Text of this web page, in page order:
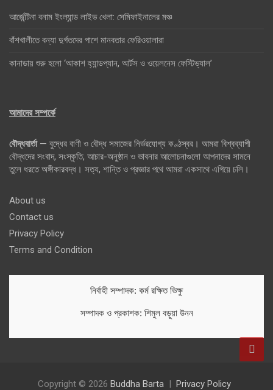
আর্জেন্টিনা বনাম ইংল্যান্ড লাইভ খেলা: সেমিফাইনালের মঞ্চ
বাঁশখালীতে বন্যা দুর্গতদের পাশে মানবতার ফেরিওয়ালারা
কানাডায় শুরু হলো ‘আকাশ হ্যান্ডপ্যান, আর্টস ও ওয়েলনেস ফেস্টিভ্যাল’
আমাদের সম্পর্কে
বৌদ্ধবার্তা— বুদ্ধের বাণী ও বৌদ্ধ সমাজের নির্ভরযোগ্য কণ্ঠস্বর। আমরা বিশ্বব্যাপী
বৌদ্ধদের সংবাদ, সংস্কৃতি, আচার-অনুষ্ঠান ও ভাবনার আলোচনাগুলো আপনাদের সামনে
তুলে ধরতে অঙ্গীকারবদ্ধ। সত্য, শান্তি ও প্রজ্ঞার পথে আমরা একসাথে এগিয়ে চলি।
About us
Contact us
Privacy Policy
Terms and Condition
নির্বাহী সম্পাদক: কর্ম রক্ষিত ভিক্ষু
সম্পাদক ও প্রকাশক: শিমুল বড়ুয়া উনন
Copyright © 2026 Buddha Barta Privacy Policy